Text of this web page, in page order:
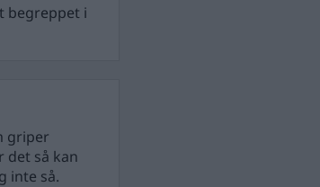
begreppet i
griper
det så kan
inte så.